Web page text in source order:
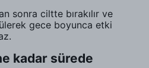
sonra ciltte bırakılır ve
gece boyunca etki
kadar sürede